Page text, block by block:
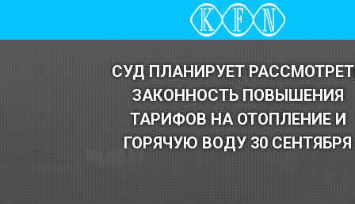
СУД ПЛАНИРУЕТ
ЗАКОННОСТЬ ПОВЫШЕНИЯ
ТАРИФОВ НА ОТОПЛЕНИЕ И
ГОРЯЧУЮ ВОДУ 30 СЕНТЯБРЯ